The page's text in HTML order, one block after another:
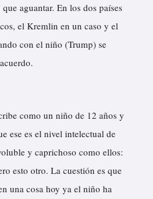
aguantar. En los dos países
el Kremlin en un caso y el
con el niño (Trump) se
como un niño de 12 años y
ese es el nivel intelectual de
y caprichoso como ellos:
esto otro. La cuestión es que
una cosa hoy ya el niño ha